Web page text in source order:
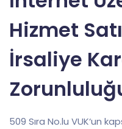
Hizmet Satı
İrsaliye
Zorunluluğ
509 Sıra No.lu VUK‘un k